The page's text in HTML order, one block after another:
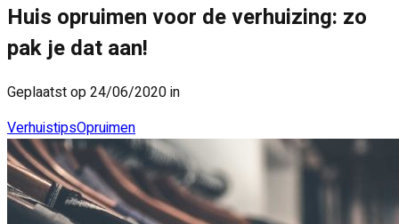
Huis opruimen voor de verhuizing: zo
pak je dat aan!
Geplaatst op 24/06/2020 in
VerhuistipsOpruimen